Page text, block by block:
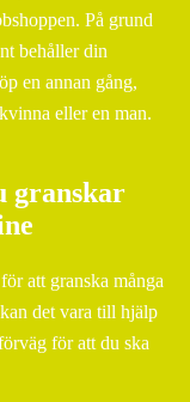
På grund
behåller din
en annan gång,
eller en man.
granskar
att granska många
det vara till hjälp
för att du ska